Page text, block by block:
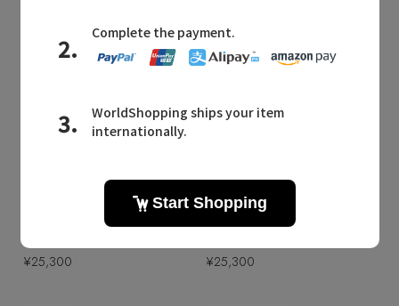
Quick View
TICCA /ティッカ
¥25,300
Quick View
¥25,300